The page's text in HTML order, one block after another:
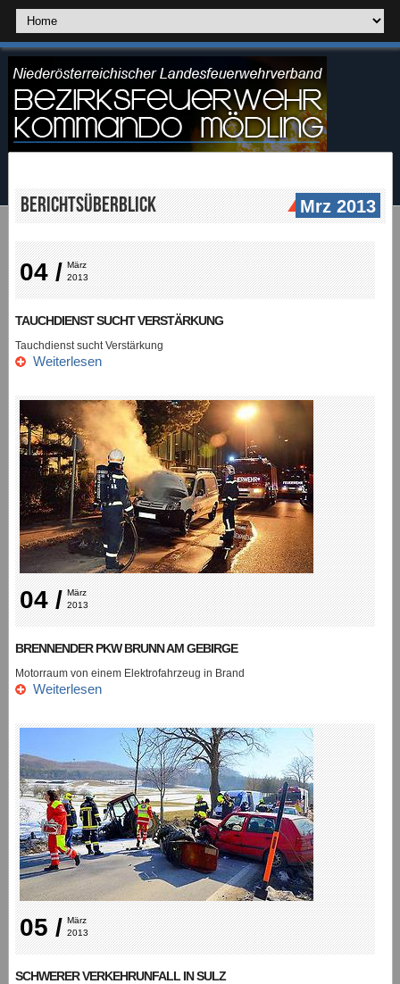
Berichtsüberblick Mrz 2013
04 / März
2013
TAUCHDIENST SUCHT VERSTÄRKUNG
Tauchdienst sucht Verstärkung
Weiterlesen
04 / März
2013
BRENNENDER PKW BRUNN AM GEBIRGE
Motorraum von einem Elektrofahrzeug in Brand
Weiterlesen
05 / März
2013
SCHWERER VERKEHRUNFALL IN SULZ